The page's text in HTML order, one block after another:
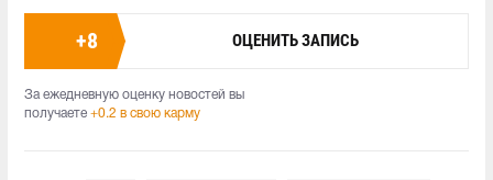
+8 ОЦЕНИТЬ ЗАПИСЬ
За ежедневную оценку новостей вы
получаете +0.2 в свою карму